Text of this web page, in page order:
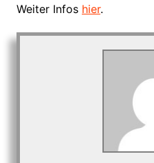
Weiter Infos hier.